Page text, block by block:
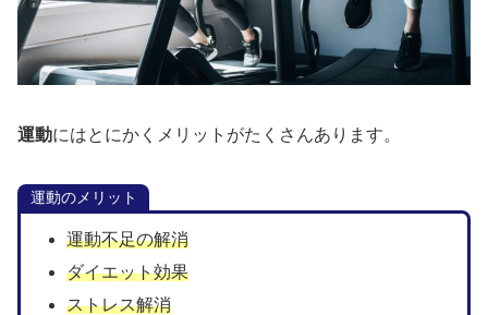
運動にはとにかくメリットがたくさんあります。
運動のメリット
運動不足の解消
ダイエット効果
ストレス解消